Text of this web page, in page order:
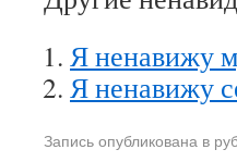
Я ненавижу
Я ненавижу
Запись опубликована в